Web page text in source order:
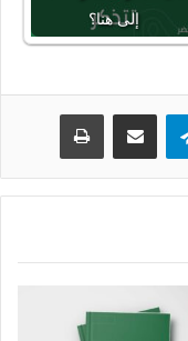
إلى هنا؟
تيلقرام مشاركة عبر البريد طباعة